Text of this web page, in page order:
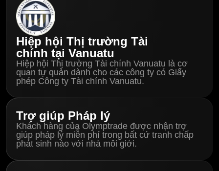
Hiệp hội Thị trường Tài
chính tại Vanuatu
Hiệp hội Thị trường Tài chính Vanuatu là cơ
quan tự quản dành cho các công ty có Giấy
phép Công ty Tài chính Vanuatu.
Trợ giúp Pháp lý
Khách hàng của Olymptrade được nhận trợ
giúp pháp lý miễn phí trong bất cứ tranh chấp
phát sinh nào với nhà môi giới.